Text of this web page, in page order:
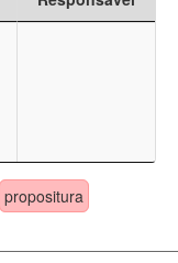
propositura